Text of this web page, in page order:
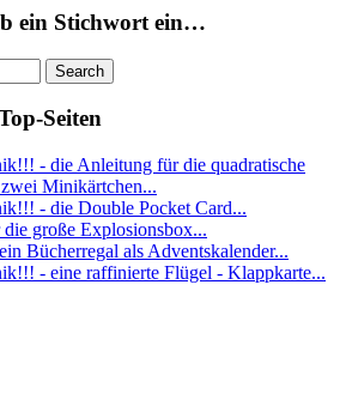
ein Stichwort ein…
Seiten
- die Anleitung für die quadratische
Minikärtchen...
- die Double Pocket Card...
große Explosionsbox...
Bücherregal als Adventskalender...
- eine raffinierte Flügel - Klappkarte...